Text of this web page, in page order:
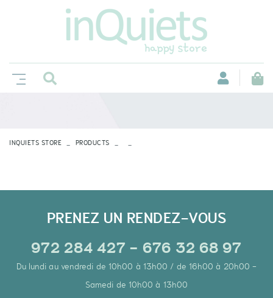
INQUIETS STORE PRODUCTS
PRENEZ UN RENDEZ-VOUS
972 284 427 - 676 32 68 97
Du lundi au vendredi de 10h00 à 13h00 / de 16h00 à 20h00 -
Samedi de 10h00 à 13h00